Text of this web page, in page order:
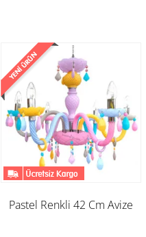
Pastel Renkli 42 Cm Avize